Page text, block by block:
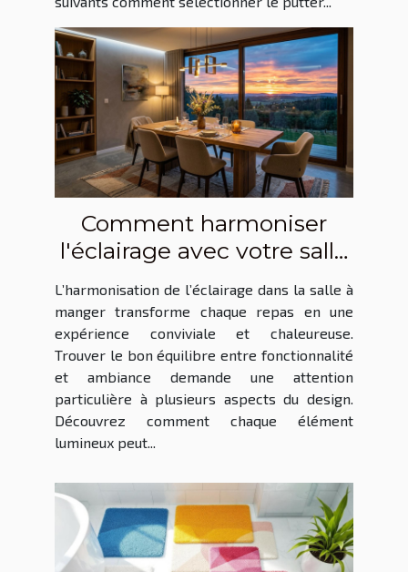
Comment harmoniser
l'éclairage avec votre salle
à manger ?
L’harmonisation de l’éclairage dans la salle à
manger transforme chaque repas en une
expérience conviviale et chaleureuse.
Trouver le bon équilibre entre fonctionnalité
et ambiance demande une attention
particulière à plusieurs aspects du design.
Découvrez comment chaque élément
lumineux peut...